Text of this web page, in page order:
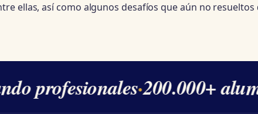
ellas, así como algunos desafíos que aún no
profesionales·200.000+